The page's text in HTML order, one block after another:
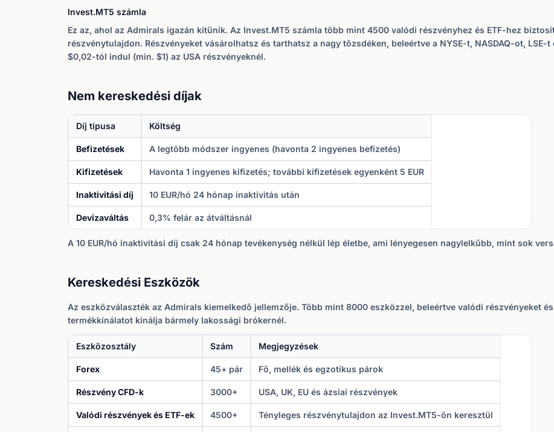
Invest.MT5 számla
Ez az, ahol az Admirals igazán kitűnik. Az Invest.MT5 számla több mint 4500 valódi részvényhez és ETF-hez
részvénytulajdon. Részvényeket vásárolhatsz és tarthatsz a nagy tőzsdéken, beleértve a NYSE-t, NASDAQ-ot,
$0,02-tól indul (min. $1) az USA részvényeknél.
Nem kereskedési díjak
Díj típusa Költség
Befizetések A legtöbb módszer ingyenes (havonta 2 ingyenes befizetés)
Kifizetések Havonta 1 ingyenes kifizetés; további kifizetések egyenként 5 EUR
Inaktivitási díj 10 EUR/hó 24 hónap inaktivitás után
Devizaváltás 0,3% felár az átváltásnál
A 10 EUR/hó inaktivitási díj csak 24 hónap tevékenység nélkül lép életbe, ami lényegesen nagylelkűbb, mint sok
Kereskedési Eszközök
Az eszközválaszték az Admirals kiemelkedő jellemzője. Több mint 8000 eszközzel, beleértve valódi részvényeket
termékkínálatot kínálja bármely lakossági brókernél.
Eszközosztály Szám Megjegyzések
Forex 45+ pár Fő, mellék és egzotikus párok
Részvény CFD-k 3000+ USA, UK, EU és ázsiai részvények
Valódi részvények és ETF-ek 4500+ Tényleges részvénytulajdon az Invest.MT5-ön keresztül